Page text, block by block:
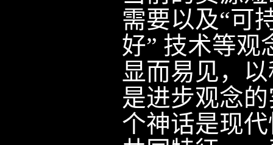
需要以及“可
好” 技术等观
显而易见，
是进步观念
个神话是现